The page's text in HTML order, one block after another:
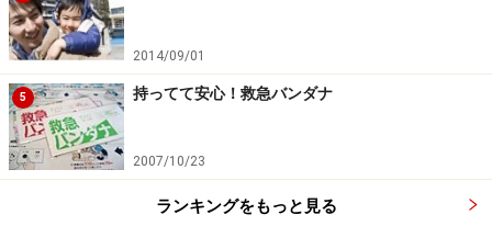
2014/09/01
5 持ってて安心！救急バンダナ
2007/10/23
ランキングをもっと見る